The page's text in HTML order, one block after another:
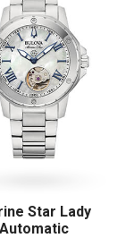
Star Lady
Automatic